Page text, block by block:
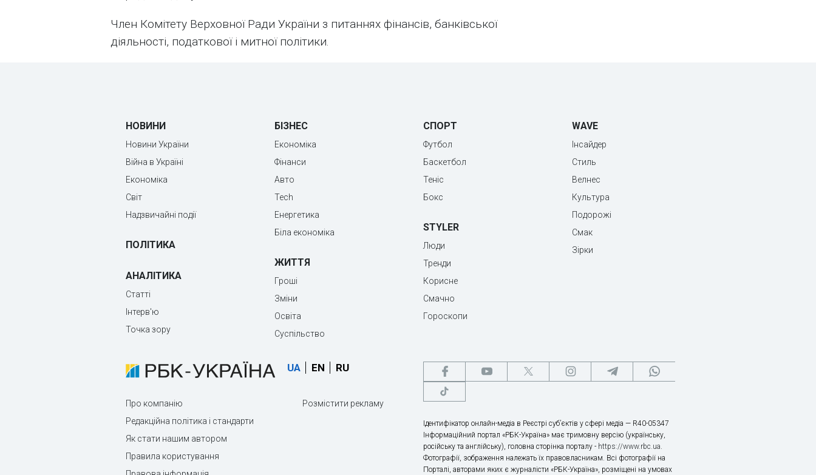
Член Комітету Верховної Ради України з питаннях фінансів, банківської
діяльності, податкової і митної політики.
НОВИНИ
Новини України
Війна в Україні
Економіка
Світ
Надзвичайні події
ПОЛІТИКА
АНАЛІТИКА
Статті
Інтерв'ю
Точка зору
БІЗНЕС
Економіка
Фінанси
Авто
Tech
Енергетика
Біла економіка
ЖИТТЯ
Гроші
Зміни
Освіта
Суспільство
СПОРТ
Футбол
Баскетбол
Теніс
Бокс
STYLER
Люди
Тренди
Корисне
Смачно
Гороскопи
WAVE
Інсайдер
Стиль
Велнес
Культура
Подорожі
Смак
Зірки
UA EN RU
Про компанію
Редакційна політика і стандарти
Як стати нашим автором
Правила користування
Розмістити рекламу
Ідентифікатор онлайн-медіа в Реєстрі суб’єктів у сфері медіа — R40-05347
Інформаційний портал «РБК-Україна» має тримовну версію (українську,
російську та англійську), головна сторінка порталу - https://www.rbc.ua.
Фотографії, зображення належать їх правовласникам. Всі фотографії на
Порталі, авторами яких є журналісти «РБК-Україна», розміщені на умовах